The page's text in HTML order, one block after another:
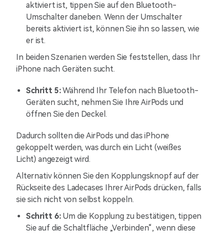
aktiviert ist, tippen Sie auf den Bluetooth-
Umschalter daneben. Wenn der Umschalter
bereits aktiviert ist, können Sie ihn so lassen, wie
er ist.
In beiden Szenarien werden Sie feststellen, dass Ihr
iPhone nach Geräten sucht.
Schritt 5:Während Ihr Telefon nach Bluetooth-
Geräten sucht, nehmen Sie Ihre AirPods und
öffnen Sie den Deckel.
Dadurch sollten die AirPods und das iPhone
gekoppelt werden, was durch ein Licht (weißes
Licht) angezeigt wird.
Alternativ können Sie den Kopplungsknopf auf der
Rückseite des Ladecases Ihrer AirPods drücken, falls
sie sich nicht von selbst koppeln.
Schritt 6: Um die Kopplung zu bestätigen, tippen
Sie auf die Schaltfläche „Verbinden“, wenn diese